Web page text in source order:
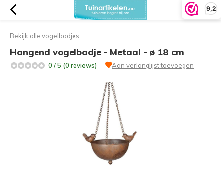
9,2
Bekijk alle vogelbadjes
Hangend vogelbadje - Metaal - ø 18 cm
0 / 5 (0 reviews) Aan verlanglijst toevoegen